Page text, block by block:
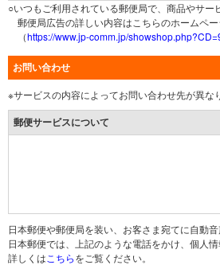
○いつもご利用されている郵便局で、商品やサー
郵便局広告の詳しい内容はこちらのホームペー
（https://www.jp-comm.jp/
お問い合わせ
※サービスの内容によってお問い合わせ先が異な
郵便サービスについて
日本郵便や郵便局を装い、お客さま宛てに自動
日本郵便では、上記のような電話をかけ、個人
詳しくは こちらをご覧ください。